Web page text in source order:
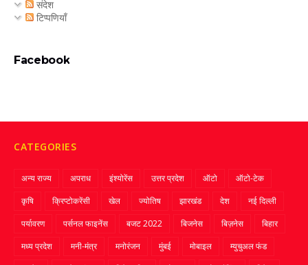
संदेश
टिप्पणियाँ
Facebook
CATEGORIES
अन्य राज्य अपराध इंश्योरेंस उत्तर प्रदेश ऑटो
ऑटो-टेक
कृषि
क्रिप्‍टोकरेंसी खेल ज्‍योतिष झारखंड देश
नई दिल्ली
पर्यावरण
पर्सनल फाइनेंस बजट 2022 बिजनेस बिज़नेस
बिहार
मध्य प्रदेश
मनी-मंत्र मनोरंजन मुंबई मोबाइल
म्‍युचुअल फंड